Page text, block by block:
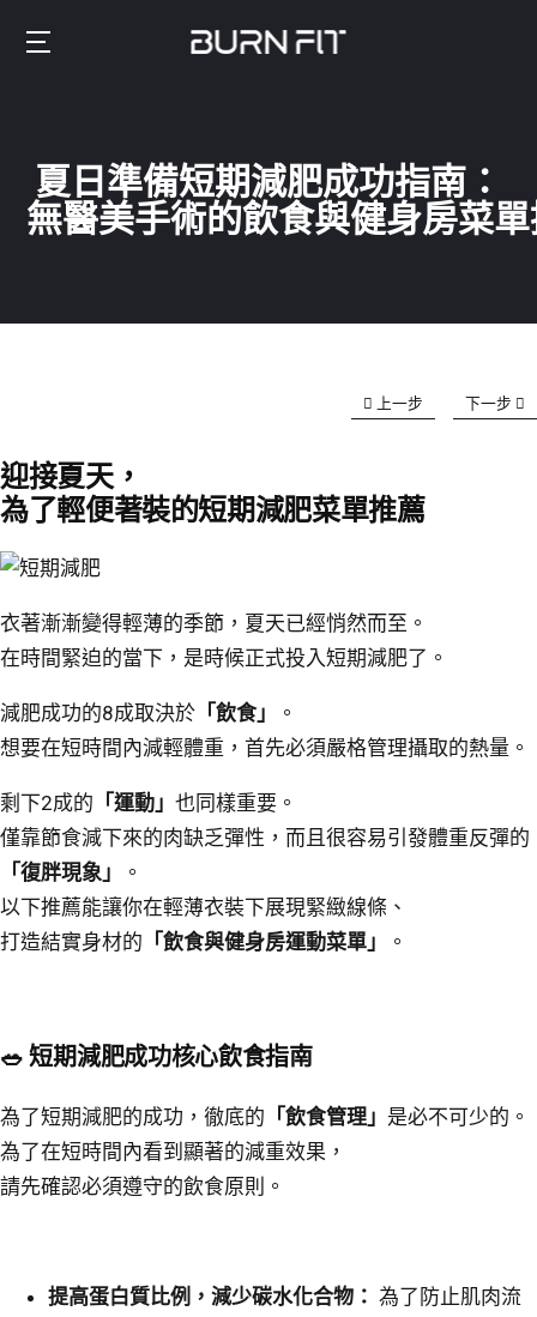
中
文)
夏日準備短期減肥成功指南：
無醫美手術的飲食與健身房菜
上一步 下一步
迎接夏天，
為了輕便著裝的短期減肥菜單推薦
衣著漸漸變得輕薄的季節，夏天已經悄然而至。
在時間緊迫的當下，是時候正式投入短期減肥了。
減肥成功的8成取決於 「飲食」
。
想要在短時間內減輕體重，首先必須嚴格管理攝取的熱量。
剩下2成的 「運動」 也同樣重要。
僅靠節食減下來的肉缺乏彈性，而且很容易引發體重反彈的
「復胖現象」
。
以下推薦能讓你在輕薄衣裝下展現緊緻線條、
打造結實身材的 「飲食與健身房運動菜單」 。
🥗 短期減肥成功核心飲食指南
為了短期減肥的成功，徹底的 「飲食管理」 是必不可少的。
為了在短時間內看到顯著的減重效果，
請先確認必須遵守的飲食原則。
提高蛋白質比例，減少碳水化合物： 為了防止肌肉流